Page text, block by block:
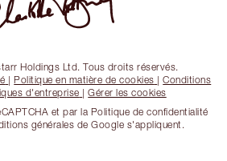
Holdings Ltd. Tous droits réservés.
|Politique en matière de cookies |Conditions
d'entreprise |Gérer les cookies
et par la Politique de confidentialité
générales de Google s'appliquent.